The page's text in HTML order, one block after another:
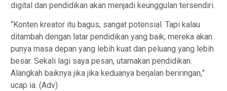
digital dan pendidikan akan menjadi keunggulan tersendiri.
“Konten kreator itu bagus, sangat potensial. Tapi kalau
ditambah dengan latar pendidikan yang baik, mereka akan
punya masa depan yang lebih kuat dan peluang yang lebih
besar. Sekali lagi saya pesan, utamakan pendidikan.
Alangkah baiknya jika jika keduanya berjalan beriringan,”
ucap ia. (Adv)